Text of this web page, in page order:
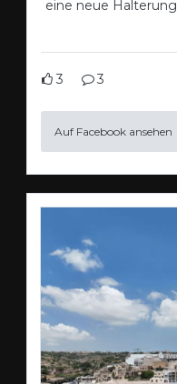
eine neue Halterung
3 3
Auf Facebook ansehen